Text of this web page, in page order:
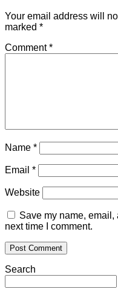
Your email address will
marked *
Comment*
Name *
Email *
Website
Save my name,
next time I comment.
Search